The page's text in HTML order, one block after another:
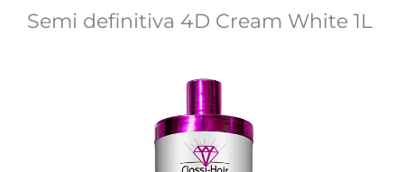
Semi definitiva 4D Cream White 1L